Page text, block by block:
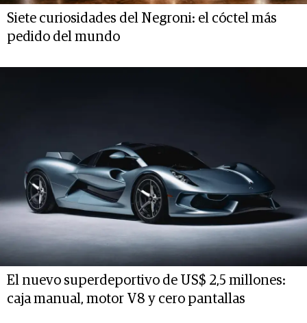
Siete curiosidades del Negroni: el cóctel más
pedido del mundo
El nuevo superdeportivo de US$ 2,5 millones:
caja manual, motor V8 y cero pantallas